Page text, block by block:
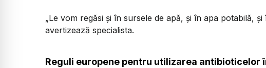
„Le vom regăsi și în sursele de apă, și în apa potabilă,
avertizează specialista.
Reguli europene pentru utilizarea antibioticelor